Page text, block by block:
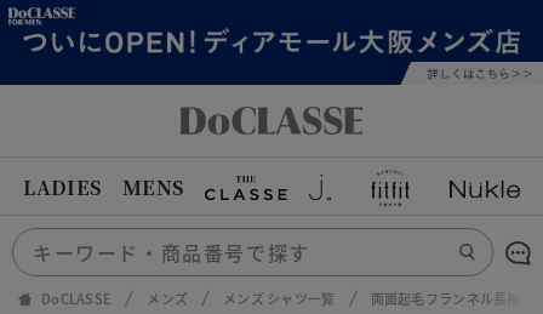
LADIES MENS
DoCLASSE メンズ メンズ シャツ一覧 両面起毛フランネル長袖